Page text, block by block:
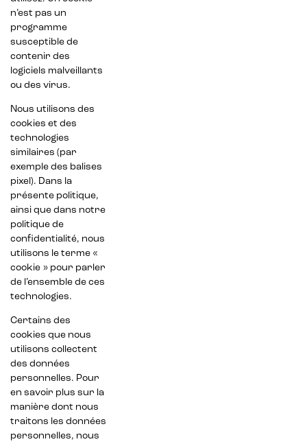
n’est pas un
programme
susceptible de
contenir des
logiciels malveillants
ou des virus.
Nous utilisons des
cookies et des
technologies
similaires (par
exemple des balises
pixel). Dans la
présente politique,
ainsi que dans notre
politique de
confidentialité, nous
utilisons le terme «
cookie » pour parler
de l’ensemble de ces
technologies.
Certains des
cookies que nous
utilisons collectent
des données
personnelles. Pour
en savoir plus sur la
manière dont nous
traitons les données
personnelles, nous